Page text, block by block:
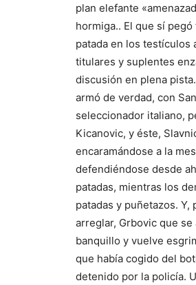
plan elefante
hormiga.. El que sí
patada en los testículos
titulares y suplentes
discusión en plena
armó de verdad, con
seleccionador italiano,
Kicanovic, y éste,
encaramándose a la
defendiéndose desde
patadas, mientras los
patadas y puñetazos. Y,
arreglar, Grbovic que se
banquillo y vuelve
que había cogido del
detenido por la policía.